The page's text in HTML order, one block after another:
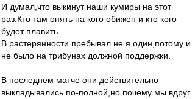
И думал,что выкинут наши кумиры на этот
раз.Кто там опять на кого обижен и кто кого
будет плавить.
В растерянности пребывал не я один,потому и
не было на трибунах должной поддержки.
В последнем матче они действительно
выкладывались по-полной,но почему мы вдруг